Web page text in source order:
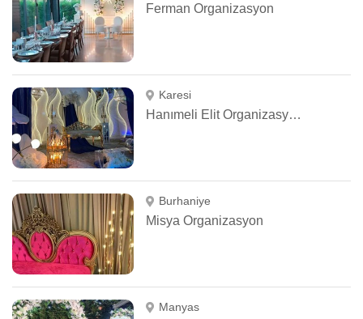
Ferman Organizasyon
Karesi
Hanımeli Elit Organizasyon & Kaftan
Burhaniye
Misya Organizasyon
Manyas